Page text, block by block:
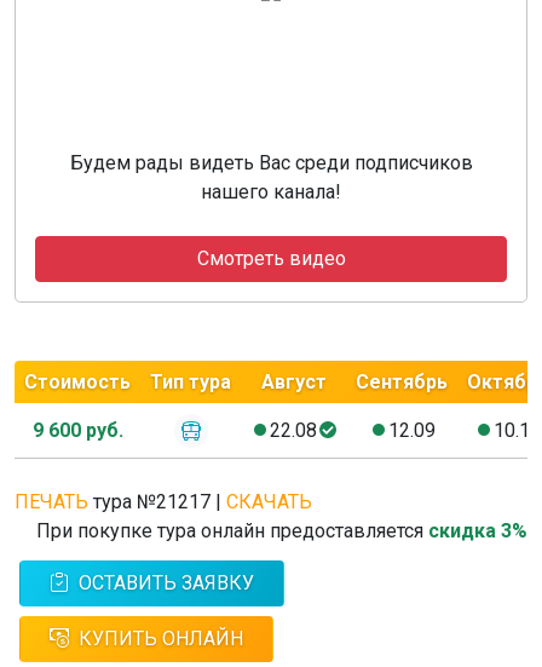
Будем рады видеть Вас среди подписчиков
нашего канала!
Смотреть видео
Стоимость Тип тура Август Сентябрь
9 600 руб. 22.08 12.09 10.10
ПЕЧАТЬ тура №21217 | СКАЧАТЬ
При покупке тура онлайн предоставляется скидка 3%
ОСТАВИТЬ ЗАЯВКУ
КУПИТЬ ОНЛАЙН